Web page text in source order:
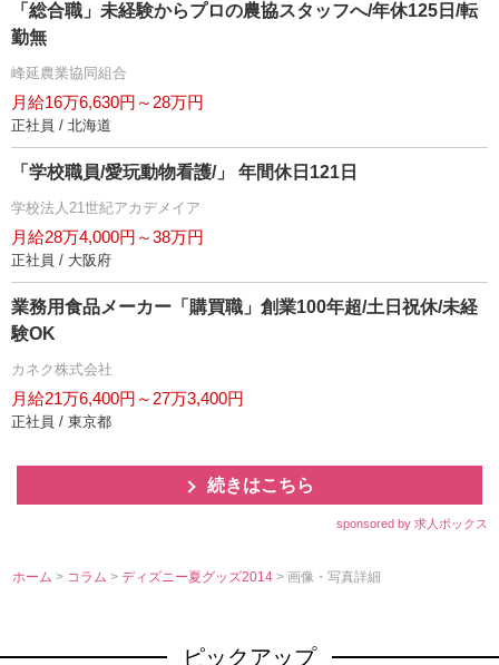
「総合職」未経験からプロの農協スタッフへ/年休125日/転
勤無
峰延農業協同組合
月給16万6,630円～28万円
正社員 / 北海道
「学校職員/愛玩動物看護/」 年間休日121日
学校法人21世紀アカデメイア
月給28万4,000円～38万円
正社員 / 大阪府
業務用食品メーカー「購買職」創業100年超/土日祝休/未経
験OK
カネク株式会社
月給21万6,400円～27万3,400円
正社員 / 東京都
続きはこちら
sponsored by 求人ボックス
ホーム > コラム>ディズニー夏グッズ2014> 画像・写真詳細
ピックアップ